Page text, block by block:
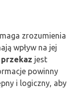
zrozumienia
wpływ na jej
jest
powinny
i logiczny, aby